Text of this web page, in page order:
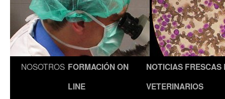
NOSOTROS FORMACIÓN ON
LINE
NOTICIAS FRESCAS
VETERINARIOS